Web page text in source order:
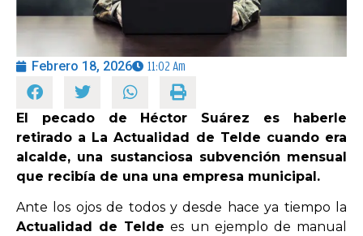
ENTREVISTAS
OPINIÓN
PROGRAMAS
Febrero 18, 2026 11:02 Am
El pecado de Héctor Suárez es haberle
retirado a La Actualidad de Telde cuando era
alcalde, una sustanciosa subvención mensual
que recibía de una una empresa municipal.
Ante los ojos de todos y desde hace ya tiempo la
Actualidad de Telde es un ejemplo de manual